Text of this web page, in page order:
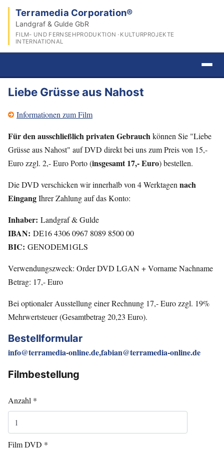
Terramedia Corporation®
Landgraf & Gulde GbR
FILM- UND FERNSEHPRODUKTION · KULTURPROJEKTE
INTERNATIONAL
Liebe Grüsse aus Nahost
Informationen zum Film
Für den ausschließlich privaten Gebrauchkönnen Sie "Liebe
Grüsse aus Nahost" auf DVD direkt bei uns zum Preis von 15,-
Euro zzgl. 2,- Euro Porto (insgesamt 17,- Euro) bestellen.
Die DVD verschicken wir innerhalb von 4 Werktagen nach
EingangIhrer Zahlung auf das Konto:
Inhaber: Landgraf & Gulde
IBAN: DE16 4306 0967 8089 8500 00
BIC: GENODEM1GLS
Verwendungszweck: Order DVD LGAN + Vorname Nachname
Betrag: 17,- Euro
Bei optionaler Ausstellung einer Rechnung 17,- Euro zzgl. 19%
Mehrwertsteuer (Gesamtbetrag 20,23 Euro).
Bestellformular
info@terramedia-online.de,fabian@terramedia-online.de
Filmbestellung
Anzahl *
Film DVD *